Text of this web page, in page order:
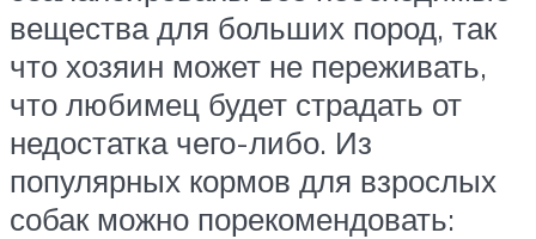
вещества для больших пород, так
что хозяин может не переживать,
что любимец будет страдать от
недостатка чего-либо. Из
популярных кормов для взрослых
собак можно порекомендовать: